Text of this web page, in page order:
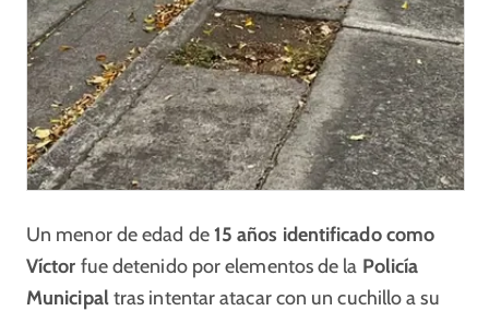
Un menor de edad de 15 años identificado como
Víctor fue detenido por elementos de la Policía
Municipaltras intentar atacar con un cuchillo a su